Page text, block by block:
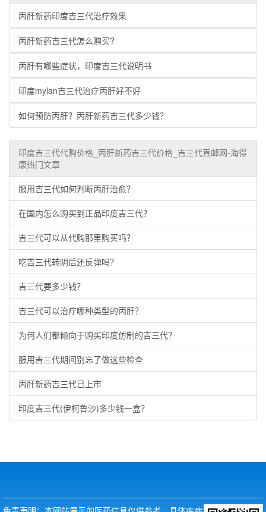
丙肝新药印度吉三代治疗效果
丙肝新药吉三代怎么购买?
丙肝有哪些症状，印度吉三代说明书
印度mylan吉三代治疗丙肝好不好
如何预防丙肝？丙肝新药吉三代多少钱？
印度吉三代代购价格_丙肝新药吉三代价格_吉三代直邮网-海得
康热门文章
服用吉三代如何判断丙肝治愈？
在国内怎么购买到正品印度吉三代？
吉三代可以从代购那里购买吗？
吃吉三代转阴后还反弹吗？
吉三代要多少钱？
吉三代可以治疗哪种类型的丙肝？
为何人们都倾向于购买印度仿制的吉三代？
服用吉三代期间别忘了做这些检查
丙肝新药吉三代已上市
印度吉三代(伊柯鲁沙)多少钱一盒？